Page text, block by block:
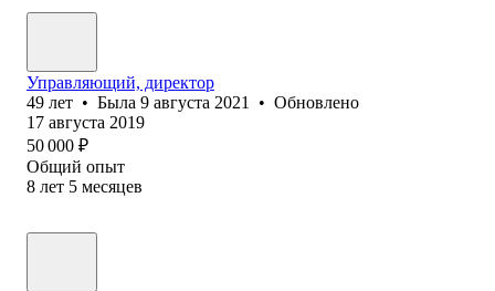
Управляющий, директор
49 лет • Была 9 августа 2021 • Обновлено
17 августа 2019
50 000 ₽
Общий опыт
8 лет 5 месяцев